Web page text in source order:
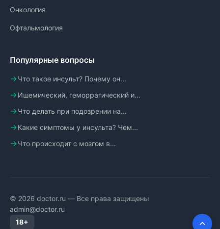
Онкология
Офтальмология
Популярные вопросы
Что такое инсульт? Почему он...
Ишемический, геморрагический и...
Что делать при подозрении на...
Какие симптомы у инсульта? Чем...
Что происходит с мозгом в...
© 2026 doctor.ru — Все права защищены
admin@doctor.ru
18+